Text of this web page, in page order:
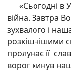
«Сьогодні в
війна. Завтра
зухвалого і
розкішнішими
пролунає її
ворог кинув